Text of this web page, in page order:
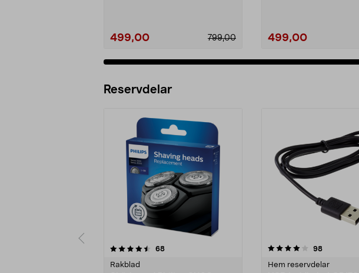
499,00 799,00 499,00
Reservdelar
68recensioner
Rakblad
4.0av 5 stjärnor 98recensioner
Hem reservdelar
4.0av 5 stjärnor